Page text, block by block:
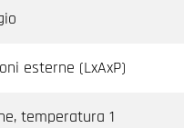
esterne (LxAxP)
temperatura 1